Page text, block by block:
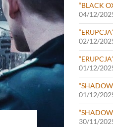
“BLACK
04/12/
02/12/
01/12/
01/12/
30/11/